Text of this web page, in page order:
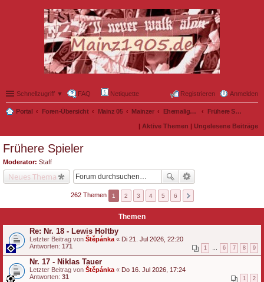
Schnellzugriff ▼ FAQ Netiquette Anmelden
Registrieren
Portal Foren-Übersicht Mainz 05 Mainzer Ehemalige Nullfünfer Frühere Spieler
| Aktive Themen | Ungelesene Beiträge
Frühere Spieler
Moderator: Staff
Neues Thema
262 Themen 1 2 3 4 5 6
Themen
Re: Nr. 18 - Lewis Holtby
Letzter Beitrag von Štěpánka « Di 21. Jul 2026, 22:20
Antworten: 171 1 6 7 8 9
Nr. 17 - Niklas Tauer
Letzter Beitrag von Štěpánka « Do 16. Jul 2026, 17:24
Antworten: 31 1 2